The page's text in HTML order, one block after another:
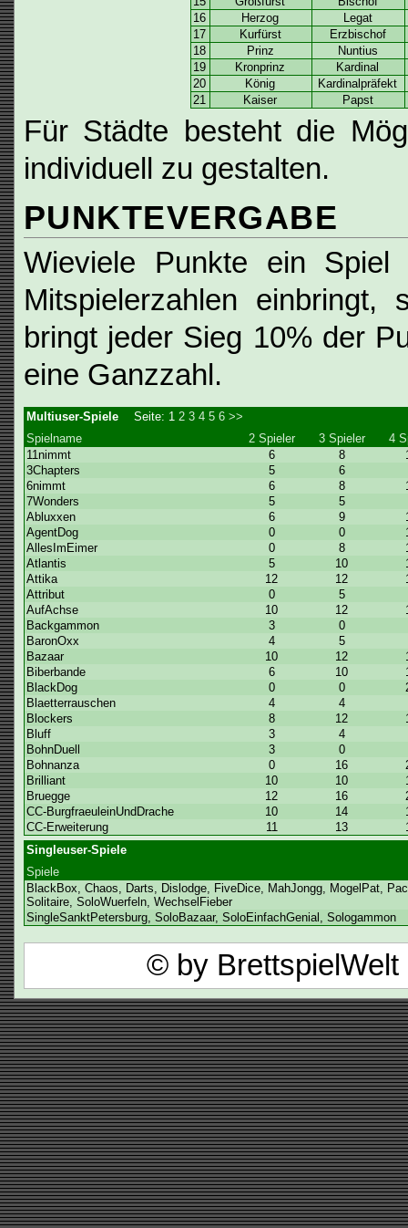
16
Herzog
Legat
17
Kurfürst
Erzbischof
18
Prinz
Nuntius
19
Kronprinz
Kardinal
20
König
Kardinalpräfekt
21
Kaiser Papst
Für Städte besteht die
individuell zu gestalten.
PUNKTEVERGABE
Wieviele Punkte ein Spiel
Mitspielerzahlen
bringt jeder Sieg 10% der
eine Ganzzahl.
Multiuser-Spiele Seite: 1 2 3 4 5 6 >>
Spielname
2 Spieler 3 Spieler
4
11nimmt
6 8
3Chapters
5
6
6nimmt
6 8
7Wonders
5
5
Abluxxen
6 9
AgentDog
0 0
AllesImEimer
0 8
Atlantis
5 10
Attika
12 12
Attribut
0
5
AufAchse
10 12
Backgammon
3
0
BaronOxx
4
5
Bazaar
10 12
Biberbande
6 10
BlackDog
0 0
Blaetterrauschen
4
4
Blockers
8 12
Bluff
3
4
BohnDuell
3
0
Bohnanza
0 16
Brilliant
10 10
Bruegge
12 16
CC-BurgfraeuleinUndDrache
10 14
CC-Erweiterung
11 13
Singleuser-Spiele
Spiele
BlackBox, Chaos, Darts, Dislodge, FiveDice, MahJongg, MogelPat,
Solitaire, SoloWuerfeln, WechselFieber
SingleSanktPetersburg, SoloBazaar, SoloEinfachGenial, Sologammon
© by